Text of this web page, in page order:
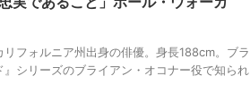
フォルニア州出身の俳優。身長188cm。ブラ
シリーズのブライアン・オコナー役で知られ